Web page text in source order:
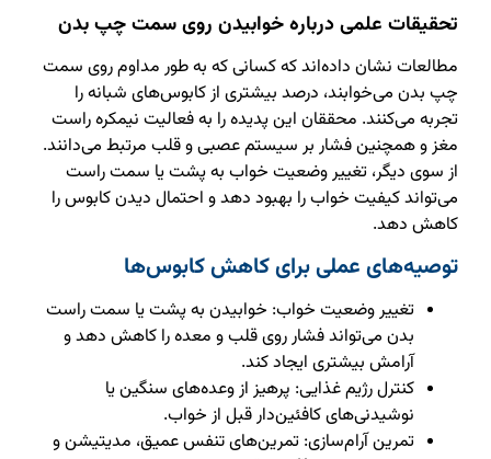
تحقیقات علمی درباره خوابیدن روی سمت چپ بدن
مطالعات نشان داده‌اند که کسانی که به طور مداوم روی سمت
چپ بدن می‌خوابند، درصد بیشتری از کابوس‌های شبانه را
تجربه می‌کنند. محققان این پدیده را به فعالیت نیمکره راست
مغز و همچنین فشار بر سیستم عصبی و قلب مرتبط می‌دانند.
از سوی دیگر، تغییر وضعیت خواب به پشت یا سمت راست
می‌تواند کیفیت خواب را بهبود دهد و احتمال دیدن کابوس را
کاهش دهد.
توصیه‌های عملی برای کاهش کابوس‌ها
تغییر وضعیت خواب: خوابیدن به پشت یا سمت راست
بدن می‌تواند فشار روی قلب و معده را کاهش دهد و
آرامش بیشتری ایجاد کند.
کنترل رژیم غذایی: پرهیز از وعده‌های سنگین یا
نوشیدنی‌های کافئین‌دار قبل از خواب.
تمرین آرام‌سازی: تمرین‌های تنفس عمیق، مدیتیشن و